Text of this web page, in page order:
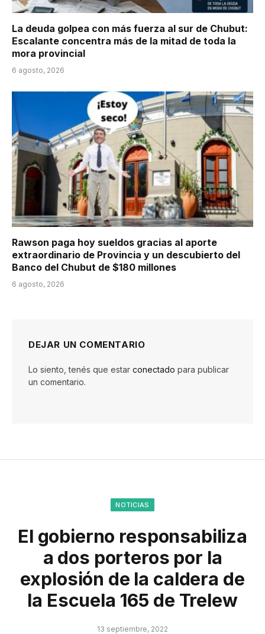
La deuda golpea con más fuerza al sur de Chubut:
Escalante concentra más de la mitad de toda la
mora provincial
6 agosto, 2026
Rawson paga hoy sueldos gracias al aporte
extraordinario de Provincia y un descubierto del
Banco del Chubut de $180 millones
6 agosto, 2026
DEJAR UN COMENTARIO
Lo siento, tenés que estar conectado para publicar
un comentario.
NOTICIAS
El gobierno responsabiliza
a dos porteros por la
explosión de la caldera de
la Escuela 165 de Trelew
13 septiembre, 2022